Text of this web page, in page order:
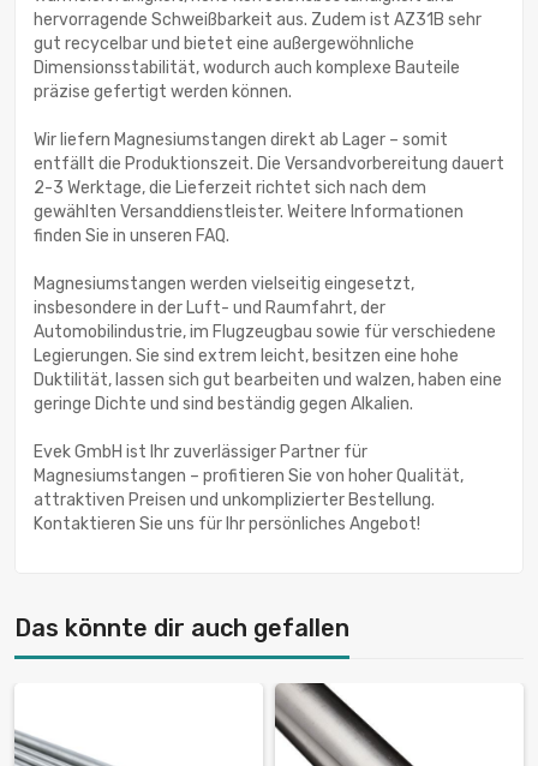
hervorragende Schweißbarkeit aus. Zudem ist AZ31B sehr
gut recycelbar und bietet eine außergewöhnliche
Dimensionsstabilität, wodurch auch komplexe Bauteile
präzise gefertigt werden können.
Wir liefern Magnesiumstangen direkt ab Lager – somit
entfällt die Produktionszeit. Die Versandvorbereitung dauert
2-3 Werktage, die Lieferzeit richtet sich nach dem
gewählten Versanddienstleister. Weitere Informationen
finden Sie in unseren FAQ.
Magnesiumstangen werden vielseitig eingesetzt,
insbesondere in der Luft- und Raumfahrt, der
Automobilindustrie, im Flugzeugbau sowie für verschiedene
Legierungen. Sie sind extrem leicht, besitzen eine hohe
Duktilität, lassen sich gut bearbeiten und walzen, haben eine
geringe Dichte und sind beständig gegen Alkalien.
Evek GmbH ist Ihr zuverlässiger Partner für
Magnesiumstangen – profitieren Sie von hoher Qualität,
attraktiven Preisen und unkomplizierter Bestellung.
Kontaktieren Sie uns für Ihr persönliches Angebot!
Das könnte dir auch gefallen